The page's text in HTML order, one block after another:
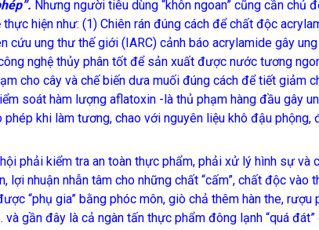
Nhưng người tiêu dùng “khôn ngoan” cũng cần chủ
hiện như: (1) Chiên rán đúng cách để chất độc
cứu ung thư thế giới (IARC) cảnh báo acrylamide gây
nghệ thủy phân tốt để sản xuất được nước tương
cho cây và chế biến dưa muối đúng cách để tiết giảm
soát hàm lượng aflatoxin -là thủ phạm hàng đầu gây
khi làm tương, chao với nguyên liệu khô đậu phộng,
phải kiểm tra an toàn thực phẩm, phải xử lý hình sự và
lợi nhuận nhẫn tâm cho những chất “cấm”, chất độc vào
“phụ gia” bằng phóc môn, giò chả thêm hàn the, rượu
gần đây là cả ngàn tấn thực phẩm đông lạnh “quá